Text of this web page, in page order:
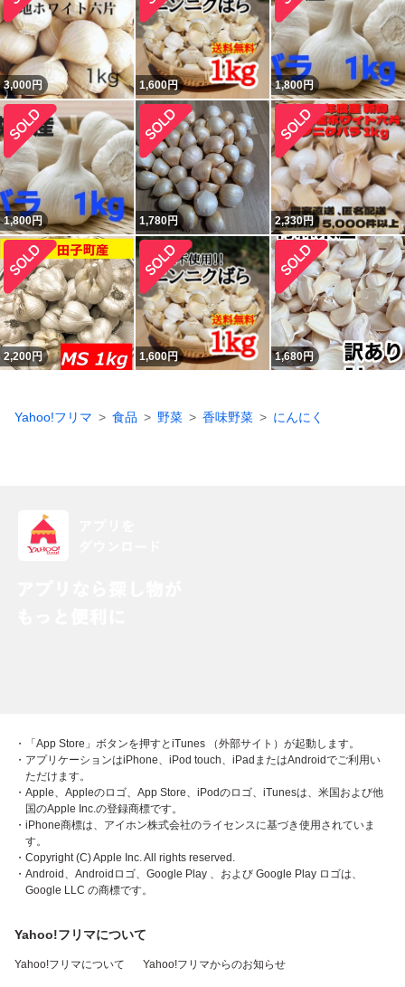
3,000円 1,600円 1,800円
1,800円 1,780円 2,330円
2,200円 1,600円 1,680円
Yahoo!フリマ 食品 野菜 香味野菜 にんにく
・「App Store」ボタンを押すとiTunes （外部サイト）が起動します。
・アプリケーションはiPhone、iPod touch、iPadまたはAndroidでご利用い
ただけます。
・Apple、Appleのロゴ、App Store、iPodのロゴ、iTunesは、米国および他
国のApple Inc.の登録商標です。
・iPhone商標は、アイホン株式会社のライセンスに基づき使用されていま
す。
・Copyright (C) Apple Inc. All rights reserved.
・Android、Androidロゴ、Google Play 、および Google Play ロゴは、
Google LLC の商標です。
Yahoo!フリマについて
Yahoo!フリマについて Yahoo!フリマからのお知らせ